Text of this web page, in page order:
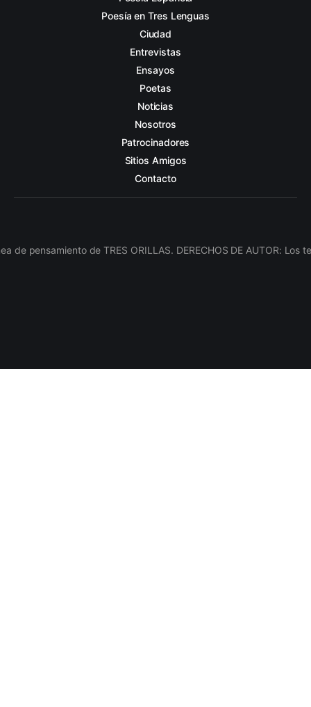
Poesía en Tres Lenguas
Ciudad
Entrevistas
Ensayos
Poetas
Noticias
Nosotros
Patrocinadores
Sitios Amigos
Contacto
pensamiento de TRES ORILLAS. DERECHOS DE